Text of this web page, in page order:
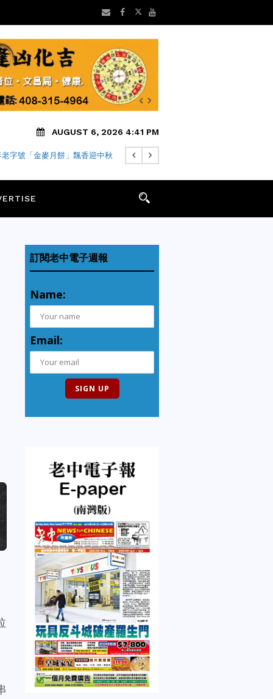
AUGUST 6, 2026 4:41 PM
早安】8/6 灣區老中地方新聞摘
訂閱老中電子週報
Name:
Email: